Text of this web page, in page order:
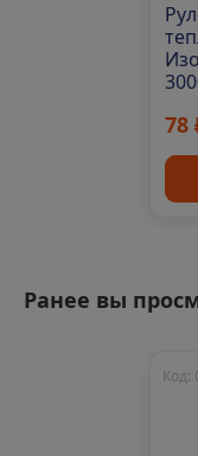
78
Ранее вы
Код: